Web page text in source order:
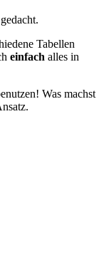
Tabellen
einfach alles in
Was machst